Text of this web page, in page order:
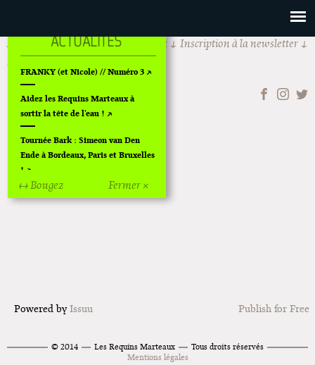
Actualités Les Requins Marteaux
Inscription à la newsletter
Rechercher
Powered byIssuu Publish for Free
© 2014 Les Requins Marteaux
Tous droits réservés
Mentions légales
Fermer ×
↔ Bougez
FRANKY (et Nicole) // Numéro 3
Aidez les Requins Marteaux à
sortir la tête de l'eau !
Tournée Bark : Simeon van Den
Ende à Bordeaux, Paris et Bruxelles
!
Off Of Off d'Angoulême 2024
Cardon
Home" à Colomiers